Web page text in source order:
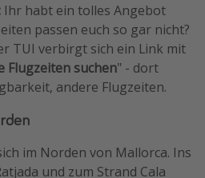
Ihr habt ein tolles Angebot
passen euch so gar nicht?
TUI verbirgt sich ein Link mit
Flugzeiten suchen" - dort
andere Flugzeiten.
im Norden von Mallorca. Ins
und zum Strand Cala